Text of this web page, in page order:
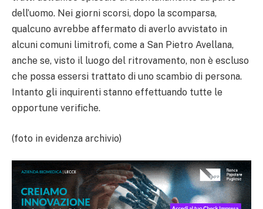
dell’uomo. Nei giorni scorsi, dopo la scomparsa,
qualcuno avrebbe affermato di averlo avvistato in
alcuni comuni limitrofi, come a San Pietro Avellana,
anche se, visto il luogo del ritrovamento, non è escluso
che possa essersi trattato di uno scambio di persona.
Intanto gli inquirenti stanno effettuando tutte le
opportune verifiche.
(foto in evidenza archivio)